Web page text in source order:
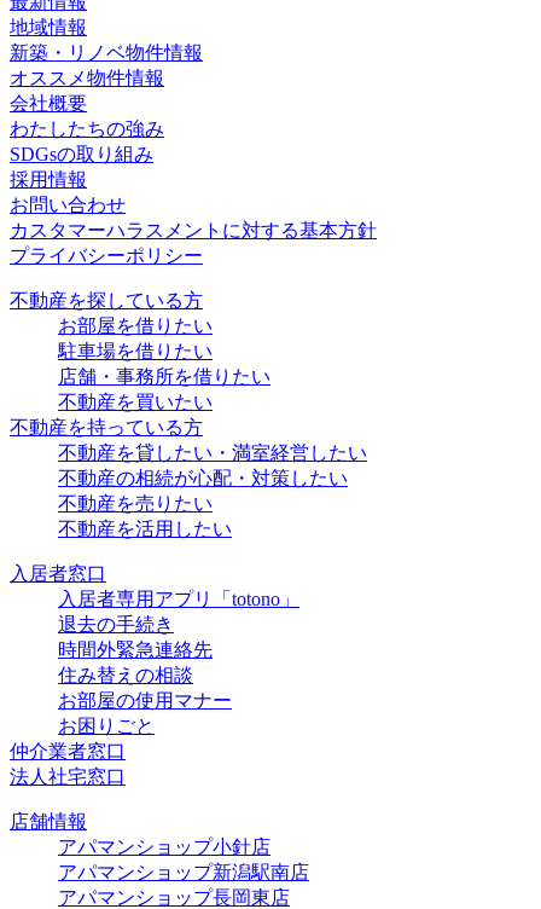
地域情報
新築・リノベ物件情報
オススメ物件情報
会社概要
わたしたちの強み
SDGsの取り組み
採用情報
お問い合わせ
カスタマーハラスメントに対する基本方針
プライバシーポリシー
不動産を探している方
お部屋を借りたい
駐車場を借りたい
店舗・事務所を借りたい
不動産を買いたい
不動産を持っている方
不動産を貸したい・満室経営したい
不動産の相続が心配・対策したい
不動産を売りたい
不動産を活用したい
入居者窓口
入居者専用アプリ「totono」
退去の手続き
時間外緊急連絡先
住み替えの相談
お部屋の使用マナー
お困りごと
仲介業者窓口
法人社宅窓口
店舗情報
アパマンショップ小針店
アパマンショップ新潟駅南店
アパマンショップ長岡東店